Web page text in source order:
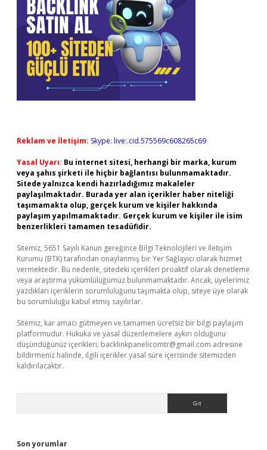
Reklam ve İletişim: Skype: live:.cid.575569c608265c69
Yasal Uyarı: Bu internet sitesi, herhangi bir marka, kurum
veya şahıs şirketi ile hiçbir bağlantısı bulunmamaktadır.
Sitede yalnızca kendi hazırladığımız makaleler
paylaşılmaktadır. Burada yer alan içerikler haber niteliği
taşımamakta olup, gerçek kurum ve kişiler hakkında
paylaşım yapılmamaktadır. Gerçek kurum ve kişiler ile isim
benzerlikleri tamamen tesadüfidir.
Sitemiz, 5651 Sayılı Kanun gereğince Bilgi Teknolojileri ve İletişim
Kurumu (BTK) tarafından onaylanmış bir Yer Sağlayıcı olarak hizmet
vermektedir. Bu nedenle, sitedeki içerikleri proaktif olarak denetleme
veya araştırma yükümlülüğümüz bulunmamaktadır. Ancak, üyelerimiz
yazdıkları içeriklerin sorumluluğunu taşımakta olup, siteye üye olarak
bu sorumluluğu kabul etmiş sayılırlar.
Sitemiz, kar amacı gütmeyen ve tamamen ücretsiz bir bilgi paylaşım
platformudur. Hukuka ve yasal düzenlemelere aykırı olduğunu
düşündüğünüz içerikleri, backlinkpanelicomtr@gmail.com adresine
bildirmeniz halinde, ilgili içerikler yasal süre içerisinde sitemizden
kaldırılacaktır.
Son yorumlar